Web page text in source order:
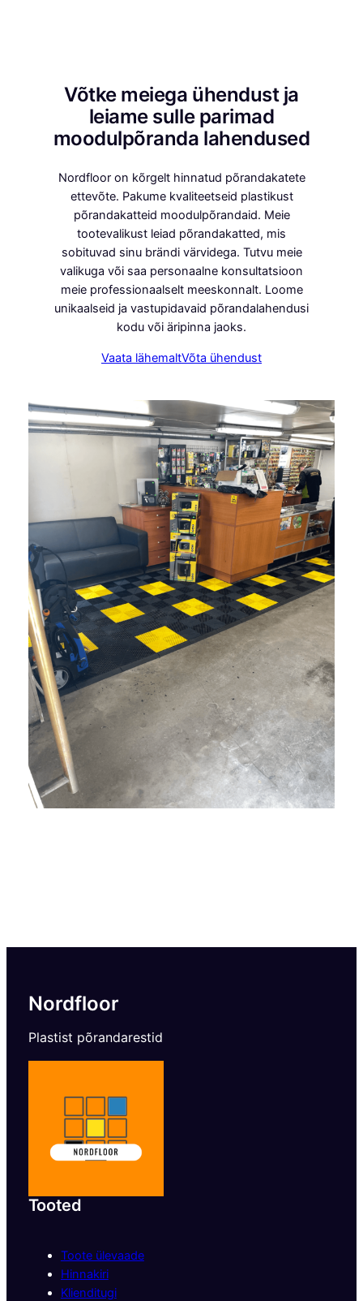
Võtke meiega ühendust ja
leiame sulle parimad
moodulpõranda lahendused
Nordfloor on kõrgelt hinnatud põrandakatete
ettevõte. Pakume kvaliteetseid plastikust
põrandakatteid moodulpõrandaid. Meie
tootevalikust leiad põrandakatted, mis
sobituvad sinu brändi värvidega. Tutvu meie
valikuga või saa personaalne konsultatsioon
meie professionaalselt meeskonnalt. Loome
unikaalseid ja vastupidavaid põrandalahendusi
kodu või äripinna jaoks.
Vaata lähemaltVõta ühendust
Nordfloor
Plastist põrandarestid
Tooted
Toote ülevaade
Hinnakiri
Klienditugi